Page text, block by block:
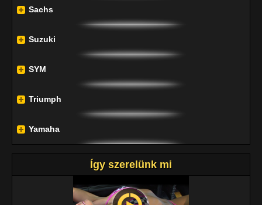
Sachs
Suzuki
SYM
Triumph
Yamaha
Így szerelünk mi